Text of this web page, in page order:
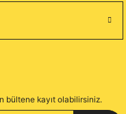
bültene kayıt olabilirsiniz.